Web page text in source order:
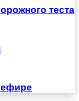
теста